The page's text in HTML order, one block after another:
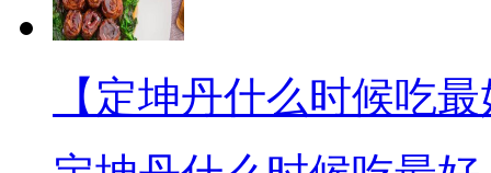
【定坤丹什么时候吃